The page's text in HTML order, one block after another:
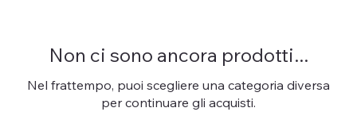
Non ci sono ancora prodotti...
Nel frattempo, puoi scegliere una categoria diversa
per continuare gli acquisti.